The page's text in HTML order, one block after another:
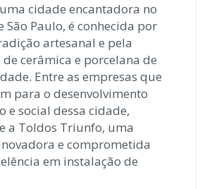
cidade encantadora no
São Paulo, é conhecida por
artesanal e pela
cerâmica e porcelana de
Entre as empresas que
para o desenvolvimento
e social dessa cidade,
a Toldos Triunfo, uma
e comprometida
em instalação de